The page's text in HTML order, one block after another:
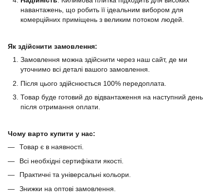
навантажень, що робить її ідеальним вибором для
комерційних приміщень з великим потоком людей.
Як здійснити замовлення:
Замовлення можна здійснити через наш сайт, де ми
уточнимо всі деталі вашого замовлення.
Після цього здійснюється 100% передоплата.
Товар буде готовий до відвантаження на наступний день
після отримання оплати.
Чому варто купити у нас:
Товар є в наявності.
Всі необхідні сертифікати якості.
Практичні та універсальні кольори.
Знижки на оптові замовлення.